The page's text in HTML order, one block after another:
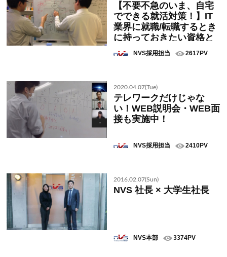
【不要不急のいま、自宅
でできる就活対策！】IT
業界に就職/転職するとき
に持っておきたい資格と
は？
NVS採用担当 2617PV
2020.04.07(Tue)
テレワークだけじゃな
い！WEB説明会・WEB面
接も実施中！
NVS採用担当 2410PV
2016.02.07(Sun)
NVS 社長 × 大学生社長
NVS本部 3374PV